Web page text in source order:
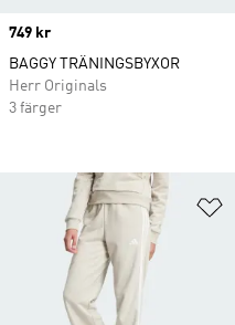
Price
749 kr
BAGGY TRÄNINGSBYXOR
Herr Originals
3 färger